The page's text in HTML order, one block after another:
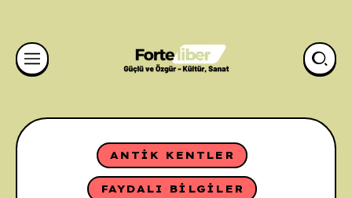
ANTIK KENTLER
FAYDALI BILGILER